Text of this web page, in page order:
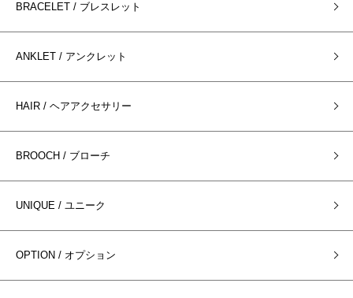
BRACELET / ブレスレット
ANKLET / アンクレット
HAIR / ヘアアクセサリー
BROOCH / ブローチ
UNIQUE / ユニーク
OPTION / オプション